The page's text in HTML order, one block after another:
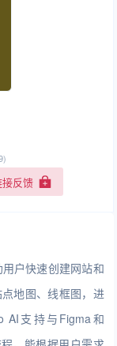
反馈
户快速创建网站和
地图、线框图，进
AI支持与Figma和